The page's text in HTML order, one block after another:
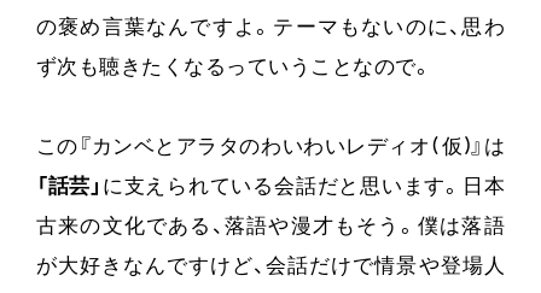
の褒め言葉なんですよ。テーマもないのに、思わ
ず次も聴きたくなるっていうことなので。
この『カンベとアラタのわいわいレディオ(仮)』は
「話芸」 に支えられている会話だと思います。日本
古来の文化である、落語や漫才もそう。僕は落語
が大好きなんですけど、会話だけで情景や登場人